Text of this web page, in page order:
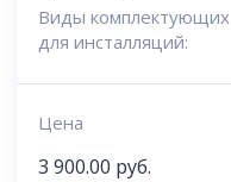
Виды комплектующих
для инсталляций:
Цена
3 900.00 руб.